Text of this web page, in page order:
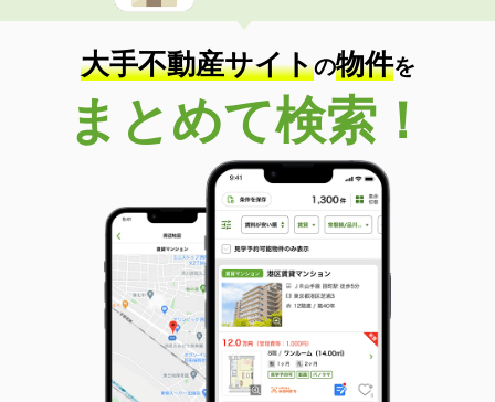
大手不動産サイトの物件を
まとめて検索！